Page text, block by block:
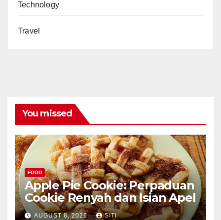
Technology
Travel
You missed
FOOD
Apple Pie Cookie: Perpaduan
Cookie Renyah dan Isian Apel
AUGUST 8, 2026 SITI